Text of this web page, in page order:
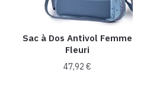
sur
la
page
du
Sac à Dos Antivol Femme
Fleuri
47,92€